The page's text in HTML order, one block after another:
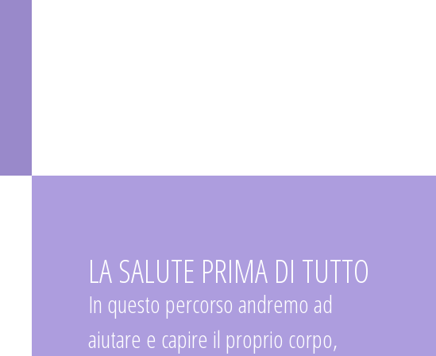
LA SALUTE PRIMA DI TUTTO
In questo percorso andremo ad
aiutare e capire il proprio corpo,